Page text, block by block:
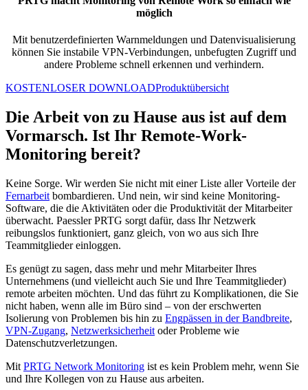
möglich
Mit benutzerdefinierten Warnmeldungen und Datenvisualisierung
können Sie instabile VPN-Verbindungen, unbefugten Zugriff und
andere Probleme schnell erkennen und verhindern.
KOSTENLOSER DOWNLOADProduktübersicht
Die Arbeit von zu Hause aus ist auf dem
Vormarsch. Ist Ihr Remote-Work-
Monitoring bereit?
Keine Sorge. Wir werden Sie nicht mit einer Liste aller Vorteile der
Fernarbeit bombardieren. Und nein, wir sind keine Monitoring-
Software, die die Aktivitäten oder die Produktivität der Mitarbeiter
überwacht. Paessler PRTG sorgt dafür, dass Ihr Netzwerk
reibungslos funktioniert, ganz gleich, von wo aus sich Ihre
Teammitglieder einloggen.
Es genügt zu sagen, dass mehr und mehr Mitarbeiter Ihres
Unternehmens (und vielleicht auch Sie und Ihre Teammitglieder)
remote arbeiten möchten. Und das führt zu Komplikationen, die Sie
nicht haben, wenn alle im Büro sind – von der erschwerten
Isolierung von Problemen bis hin zu Engpässen in der Bandbreite,
VPN-Zugang, Netzwerksicherheit oder Probleme wie
Datenschutzverletzungen.
Mit PRTG Network Monitoring ist es kein Problem mehr, wenn Sie
und Ihre Kollegen von zu Hause aus arbeiten.